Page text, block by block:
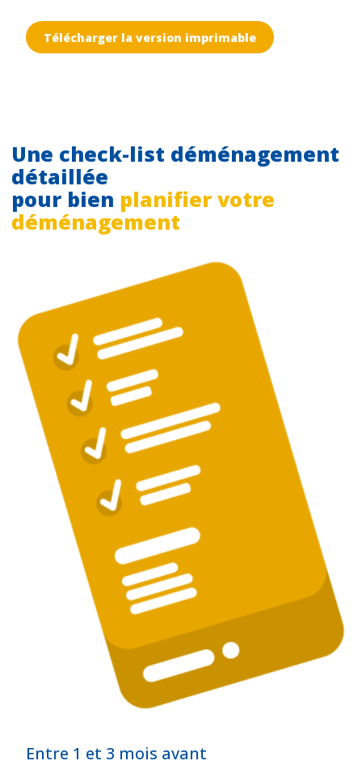
Télécharger la version imprimable
Une check-list déménagement
détaillée
pour bien planifier votre
déménagement
Entre 1 et 3 mois avant